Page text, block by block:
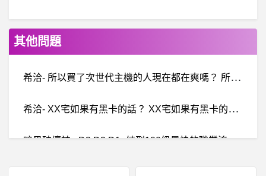
其他問題
希
洽- 所以買了次世代主機的人現在都在爽嗎？ 所以買了次世代主機的人現在都在爽嗎？
希
洽- XX宅如果有黑卡的話？ XX宅如果有黑卡的話？
暗
黑破壞神 - D3,D2,D1- 練到100級最快的職業流派 練到100級最快的職業流派
電
影- 看過很尷尬的電影橋段？ 看過很尷尬的電影橋段？